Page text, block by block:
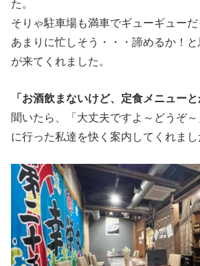
た。
そりゃ駐車場も満車でギューギューだ
あまりに忙しそう・・・諦めるか！
が来てくれました。
「お酒飲まないけど、定食メニューと
聞いたら、「大丈夫ですよ～どうぞ
に行った私達を快く案内してくれまし